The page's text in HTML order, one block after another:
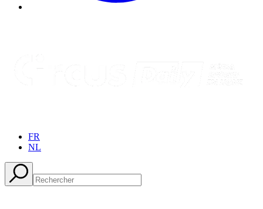
FR
NL